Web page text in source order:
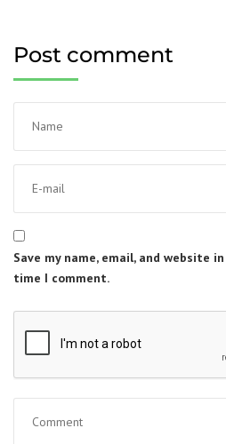
Post comment
Save my name, email, and website
time I comment.